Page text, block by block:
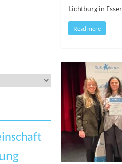
Lichtburg in
Read more